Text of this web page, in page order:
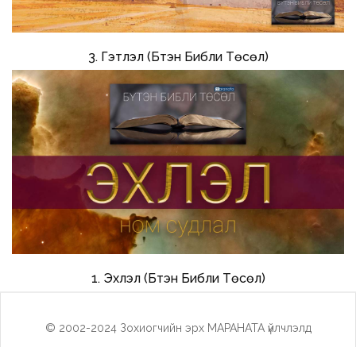
3. Гэтлэл (Бүтэн Библи Төсөл)
1. Эхлэл (Бүтэн Библи Төсөл)
© 2002-2024 Зохиогчийн эрх МАРАНАТА үйлчлэлд